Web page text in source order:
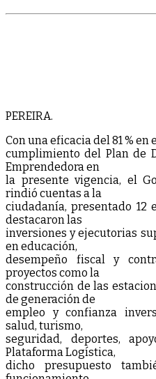
PEREIRA.
Con una eficacia del 81 % en
cumplimiento del Plan de
Emprendedora en
la presente vigencia, el
rindió cuentas a la
ciudadanía, presentado 12
destacaron las
inversiones y ejecutorias
en educación,
desempeño fiscal y
proyectos como la
construcción de las
de generación de
empleo y confianza
salud, turismo,
seguridad, deportes,
Plataforma Logística,
dicho presupuesto